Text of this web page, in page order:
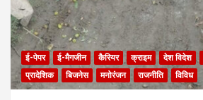
ई-पेपर ई-मैगजीन कैरियर क्राइम देश विदेश
प्रादेशिक
बिजनेस मनोरंजन राजनीति विविध